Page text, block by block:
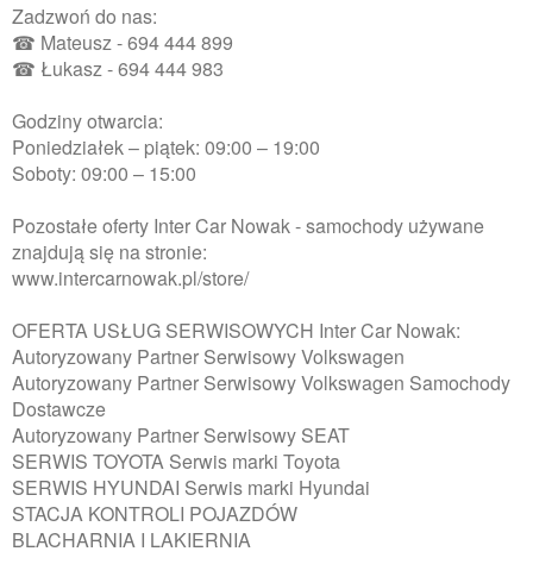
Zadzwoń do nas:
☎ Mateusz - 694 444 899
☎ Łukasz - 694 444 983
Godziny otwarcia:
Poniedziałek – piątek: 09:00 – 19:00
Soboty: 09:00 – 15:00
Pozostałe oferty Inter Car Nowak - samochody używane
znajdują się na stronie:
www.intercarnowak.pl/store/
OFERTA USŁUG SERWISOWYCH Inter Car Nowak:
Autoryzowany Partner Serwisowy Volkswagen
Autoryzowany Partner Serwisowy Volkswagen Samochody
Dostawcze
Autoryzowany Partner Serwisowy SEAT
SERWIS TOYOTA Serwis marki Toyota
SERWIS HYUNDAI Serwis marki Hyundai
STACJA KONTROLI POJAZDÓW
BLACHARNIA I LAKIERNIA